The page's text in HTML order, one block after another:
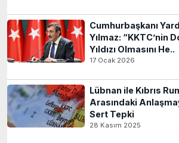
Cumhurbaşkanı
Yılmaz: “KKTC’nin
Yıldızı Olmasını He..
17 Ocak 2026
Lübnan ile Kıbrıs
Arasındaki
Sert Tepki
28 Kasım 2025